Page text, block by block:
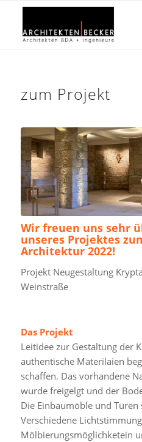
zum Projekt
Wir freuen uns sehr
unseres Projektes
Architektur 2022!
Projekt Neugestaltung
Weinstraße
Das Projekt
Leitidee zur Gestaltung der
authentische Materilaien
schaffen. Das vorhandene
wurde freigelgt und der
Die Einbaumöble und Türen
Verschiedene
Mölbierungsmöglichketein